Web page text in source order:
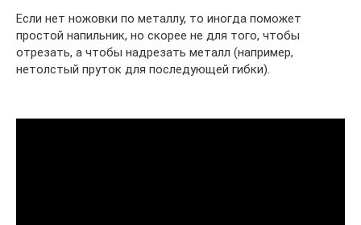
Если нет ножовки по металлу, то иногда поможет
простой напильник, но скорее не для того, чтобы
отрезать, а чтобы надрезать металл (например,
нетолстый пруток для последующей гибки).